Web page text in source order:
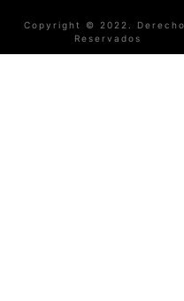
Copyright © 2022.
Reservados